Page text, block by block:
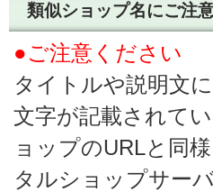
類似ショップ名にご注
●ご注意ください
タイトルや説明文
文字が記載されて
ョップのURLと同
タルショップサー